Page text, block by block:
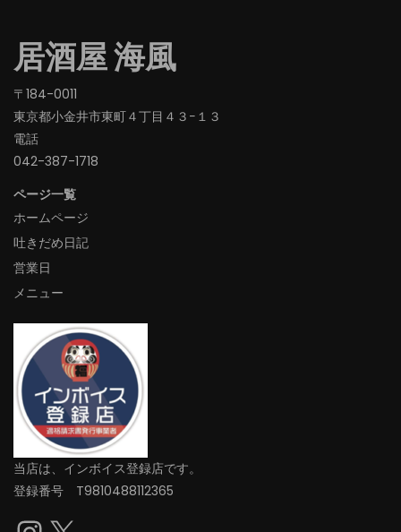
居酒屋 海風
〒184-0011
東京都小金井市東町４丁目４３−１３
電話
042-387-1718‬
ページ一覧
ホームページ
吐きだめ日記
営業日
メニュー
当店は、インボイス登録店です。
登録番号 T9810488112365